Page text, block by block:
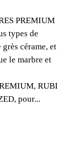
sont les
de
PERCEUSE
ÉLECTRIQU
PREMIUM
types de
cérame, et
le marbre et
RUBI
pour...